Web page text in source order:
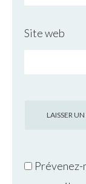
Site web
Prévenez-